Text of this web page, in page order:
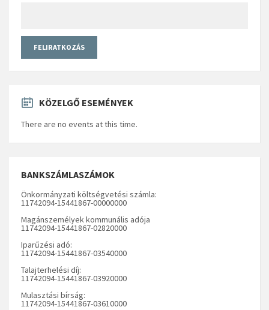
KÖZELGŐ ESEMÉNYEK
There are no events at this time.
BANKSZÁMLASZÁMOK
Önkormányzati költségvetési számla:
11742094-15441867-00000000
Magánszemélyek kommunális adója
11742094-15441867-02820000
Iparűzési adó:
11742094-15441867-03540000
Talajterhelési díj:
11742094-15441867-03920000
Mulasztási bírság:
11742094-15441867-03610000